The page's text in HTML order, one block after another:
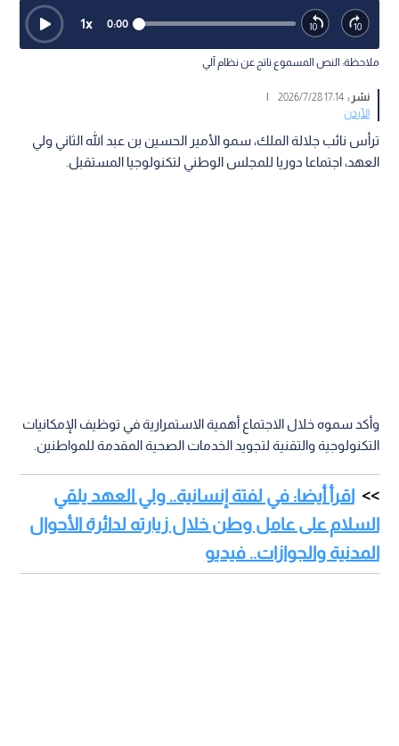
0:00
1x
ملاحظة: النص المسموع ناتج عن نظام آلي
نشر :17:14 2026/7/28
الأردن
ترأس نائب جلالة الملك، سمو الأمير الحسين بن عبد الله الثاني ولي
العهد، اجتماعا دوريا للمجلس الوطني لتكنولوجيا المستقبل.
وأكد سموه خلال الاجتماع أهمية الاستمرارية في توظيف الإمكانيات
التكنولوجية والتقنية لتجويد الخدمات الصحية المقدمة للمواطنين.
اقرأ أيضا: في لفتة إنسانية.. ولي العهد يلقي
السلام على عامل وطن خلال زيارته لدائرة الأحوال
المدنية والجوازات.. فيديو